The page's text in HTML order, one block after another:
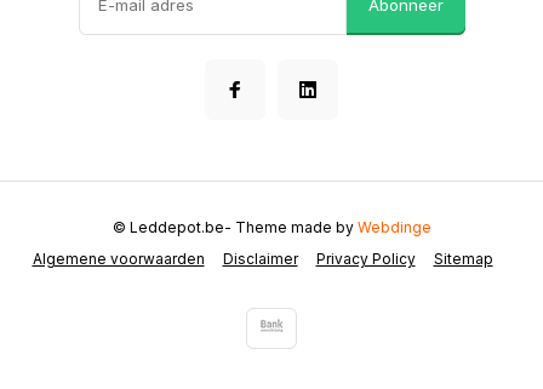
Abonneer
Algemene voorwaarden Disclaimer Privacy Policy Sitemap
© Leddepot.be- Theme made by Webdinge